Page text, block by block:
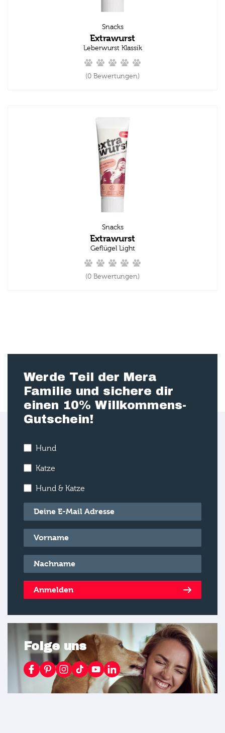
Snacks
Extrawurst
Leberwurst Klassik
(0 Bewertungen)
Snacks
Extrawurst
Geflügel Light
(0 Bewertungen)
Werde Teil der Mera
Familie und sichere dir
einen 10% Willkommens-
Gutschein!
Hund
Katze
Hund & Katze
E-Mail*
Vorname*
Nachname*
Anmelden
Folge uns